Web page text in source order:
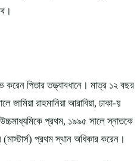
করেন পিতার তত্ত্বাবধানে। মাত্র ১২ বছর
রাহমানিয়া আরাবিয়া, ঢাকা-য়
প্রথম, ১৯৯৫ সালে স্নাতকে
(মাস্টার্স) প্রথম স্থান অধিকার করেন।